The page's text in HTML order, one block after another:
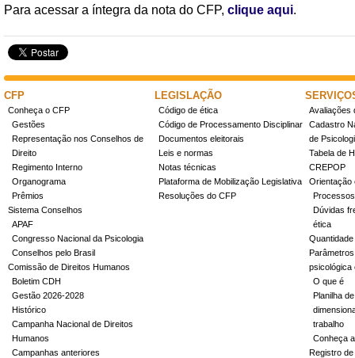
Para acessar a íntegra da nota do CFP, clique aqui.
CFP
Conheça o CFP
Gestões
Representação nos Conselhos de
Direito
Regimento Interno
Organograma
Prêmios
Sistema Conselhos
APAF
Congresso Nacional da Psicologia
Conselhos pelo Brasil
Comissão de Direitos Humanos
Boletim CDH
Gestão 2026-2028
Histórico
Campanha Nacional de Direitos
Humanos
Campanhas anteriores
LEGISLAÇÃO
Código de ética
Código de Processamento Disciplinar
Documentos eleitorais
Leis e normas
Notas técnicas
Plataforma de Mobilização Legislativa
Resoluções do CFP
Avaliações
Cadastro
de
Tabela de
CREPOP
Orientação
Dúvidas
ética
psicológica
O que é
Planilha
trabalho
Conheça
Registro